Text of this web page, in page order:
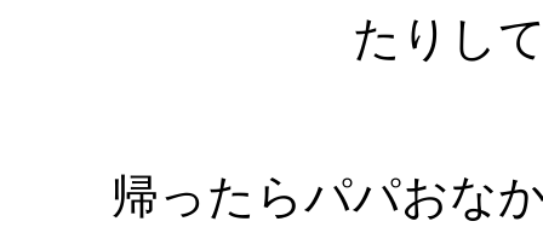
たりし
帰ったらパパおな